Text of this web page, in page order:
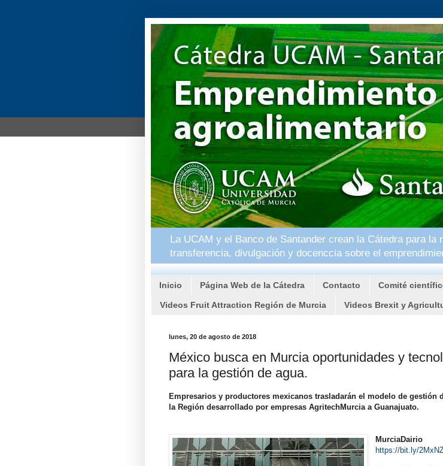
La UCAM y el Banco de Santander crean la Cátedra para
transferencia, divulgación y docenccia sobre el
Inicio Página Web de la Cátedra Contacto Comité
Videos Fruit Attraction Región de Murcia Videos Brexit y
lunes, 20 de agosto de 2018
México busca en Murcia oportunidades y
para la gestión de agua.
Empresarios y productores mexicanos trasladarán el modelo de gestión
la Región desarrollado por empresas AgritechMurcia a Guanajuato.
MurciaDairio
https://bit.ly/